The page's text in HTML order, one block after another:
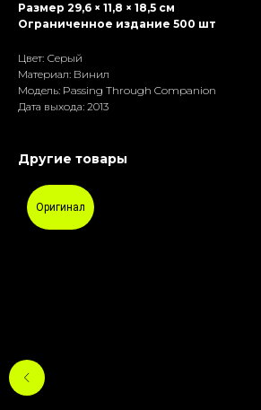
Размер 29,6 × 11,8 × 18,5 см
Ограниченное издание 500 шт
Цвет: Серый
Материал: Винил
Модель: Passing Through Companion
Дата выхода: 2013
Другие товары
Оригинал